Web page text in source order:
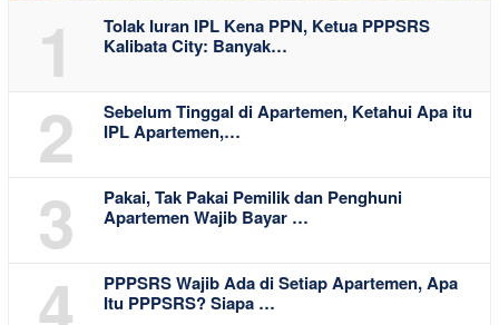
1
Tolak Iuran IPL Kena PPN, Ketua PPPSRS
Kalibata City: Banyak…
2
Sebelum Tinggal di Apartemen, Ketahui Apa itu
IPL Apartemen,…
3
Pakai, Tak Pakai Pemilik dan Penghuni
Apartemen Wajib Bayar …
PPPSRS Wajib Ada di Setiap Apartemen, Apa
Itu PPPSRS? Siapa …